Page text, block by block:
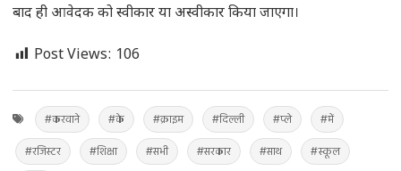
बाद ही आवेदक को स्वीकार या अस्वीकार किया जाएगा।
Post Views: 106
#करवाने #के #क्राइम #दिल्ली #प्ले #में
#रजिस्टर #शिक्षा #सभी #सरकार #साथ #स्कूल